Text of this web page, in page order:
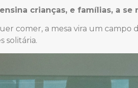
crianças, e famílias, a se
comer, a mesa vira um campo
solitária.